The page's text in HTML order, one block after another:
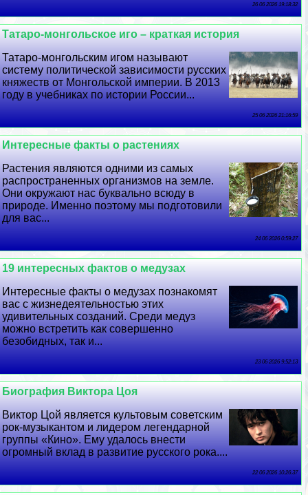
26 06 2026 19:18:32
Татаро-монгольское иго – краткая история
Татаро-монгольским игом называют
систему политической зависимости русских
княжеств от Монгольской империи. В 2013
году в учебниках по истории России...
25 06 2026 21:16:59
Интересные факты о растениях
Растения являются одними из самых
распространенных организмов на земле.
Они окружают нас буквально всюду в
природе. Именно поэтому мы подготовили
для вас...
24 06 2026 0:59:27
19 интересных фактов о медузах
Интересные факты о медузах познакомят
вас с жизнедеятельностью этих
удивительных созданий. Среди медуз
можно встретить как совершенно
безобидных, так и...
23 06 2026 9:52:13
Биография Виктора Цоя
Виктор Цой является культовым советским
рок-музыкантом и лидером легендарной
группы «Кино». Ему удалось внести
огромный вклад в развитие русского рока....
22 06 2026 10:26:37